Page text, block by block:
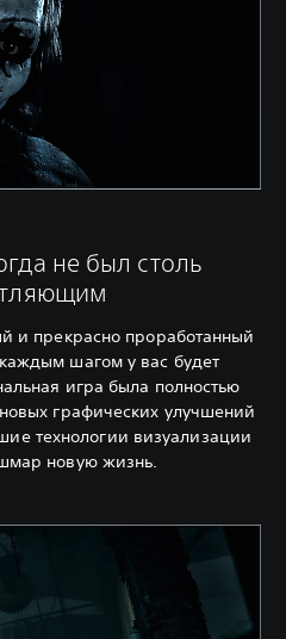
не был столь
и прекрасно проработанный
шагом у вас будет
игра была полностью
графических улучшений
технологии визуализации
новую жизнь.